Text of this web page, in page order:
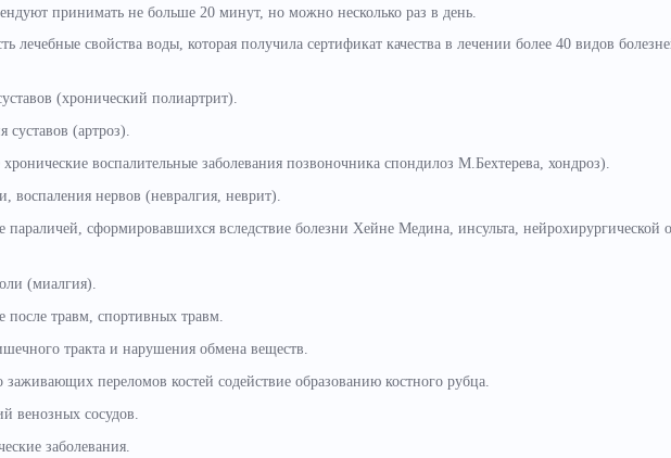
принимать не больше 20 минут, но можно несколько раз в день.
лечебные свойства воды, которая получила сертификат качества в лечении более 40 видов
(хронический полиартрит).
суставов (артроз).
воспалительные заболевания позвоночника спондилоз М.Бехтерева, хондроз).
воспаления нервов (невралгия, неврит).
параличей, сформировавшихся вследствие болезни Хейне Медина, инсульта, нейрохирургической
(миалгия).
после травм, спортивных травм.
тракта и нарушения обмена веществ.
переломов костей содействие образованию костного рубца.
венозных сосудов.
заболевания.